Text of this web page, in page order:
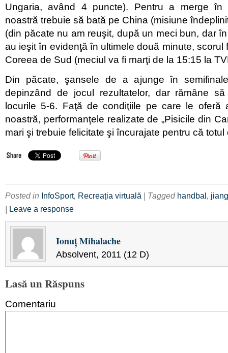
Ungaria, având 4 puncte). Pentru a merge în
noastră trebuie să bată pe China (misiune
(din păcate nu am reuşit, după un meci bun, dar
au ieşit în evidenţă în ultimele două minute,
Coreea de Sud (meciul va fi marţi de la 15:15 la
Din păcate, şansele de a ajunge în
depinzând de jocul rezultatelor, dar rămâne
locurile 5-6. Faţă de condiţiile pe care le oferă
noastră, performanţele realizate de „Pisicile din
mari şi trebuie felicitate şi încurajate pentru că
Posted in InfoSport, Recreația virtuală | Tagged handbal,
| Leave a response
Ionuţ Mihalache
Absolvent, 2011 (12 D)
Lasă un Răspuns
Comentariu